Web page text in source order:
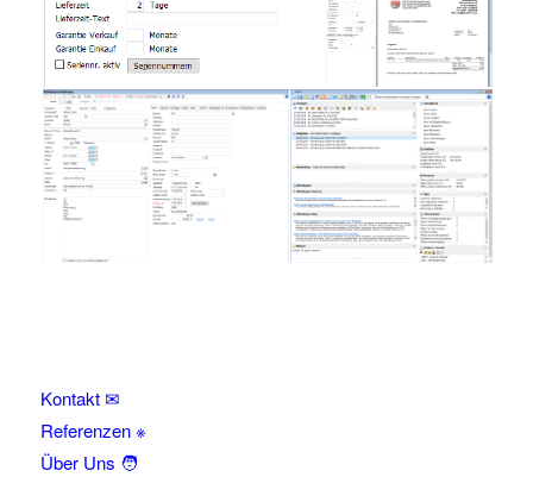
Kontakt ✉
Referenzen ※
Über Uns 🧑